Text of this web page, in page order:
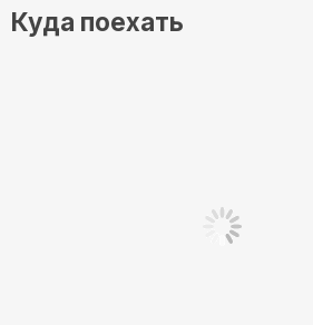
Куда поехать